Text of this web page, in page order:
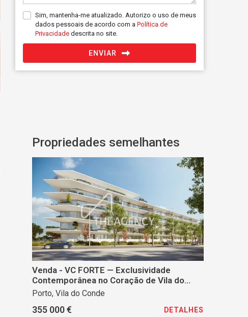
Sim, mantenha-me atualizado. Autorizo o uso de meus
dados pessoais de acordo com a Política de
Privacidade descrita no site.
ENVIAR
Propriedades semelhantes
Venda - VC FORTE — Exclusividade
Contemporânea no Coração de Vila do
Conde
Porto, Vila do Conde
355 000 € DETALHES